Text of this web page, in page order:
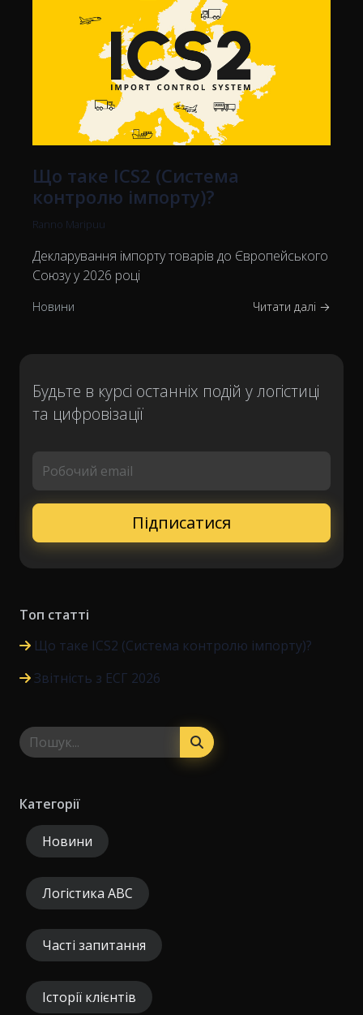
Що таке ICS2 (Система
контролю імпорту)?
Ranno Maripuu
Декларування імпорту товарів до Європейського
Союзу у 2026 році
Новини Читати далі →
Будьте в курсі останніх подій у логістиці
та цифровізації
Робочий email
Топ статті
Що таке ICS2 (Система контролю імпорту)?
Звітність з ЕСГ 2026
Категорії
Новини
Логістика ABC
Часті запитання
Історії клієнтів